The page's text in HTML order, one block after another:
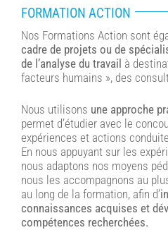
FORMATION ACTION
Nos Formations Action sont
cadre de projets ou de
de l’analyse du travail à
facteurs humains », des
Nous utilisons une approche
permet d’étudier avec le
expériences et actions
En nous appuyant sur les
nous adaptons nos moyens
nous les accompagnons au
au long de la formation, afin d’
connaissances acquises et
compétences recherchées.